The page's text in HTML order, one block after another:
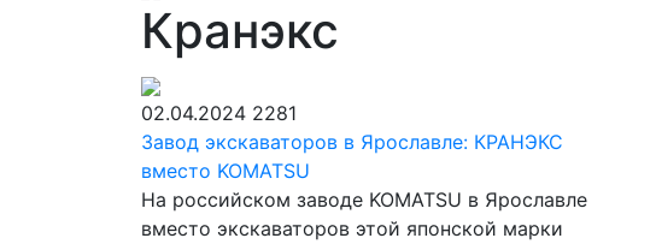
Кранэкс
02.04.2024 2281
Завод экскаваторов в Ярославле: КРАНЭКС
вместо KOMATSU
На российском заводе KOMATSU в Ярославле
вместо экскаваторов этой японской марки